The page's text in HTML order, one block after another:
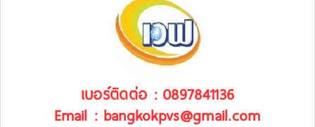
เบอร์ติดต่อ : 0897841136
Email : bangkokpvs@gmail.com